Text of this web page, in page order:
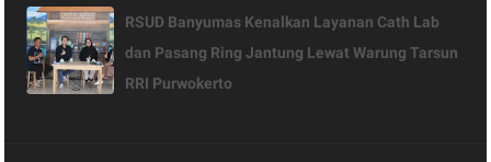
RSUD Banyumas Kenalkan Layanan Cath Lab
dan Pasang Ring Jantung Lewat Warung Tarsun
RRI Purwokerto